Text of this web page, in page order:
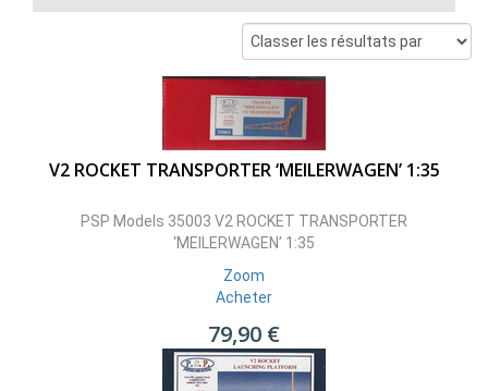
V2 ROCKET TRANSPORTER ‘MEILERWAGEN’ 1:35
PSP Models 35003 V2 ROCKET TRANSPORTER
‘MEILERWAGEN’ 1:35
Zoom
Acheter
79,90 €